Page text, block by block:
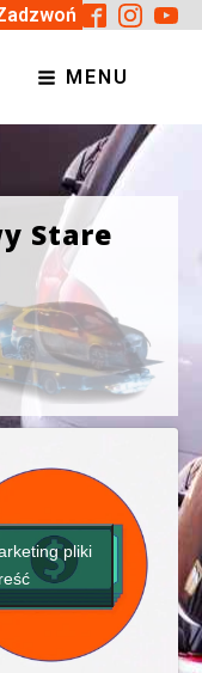
MENU
Stare
pliki